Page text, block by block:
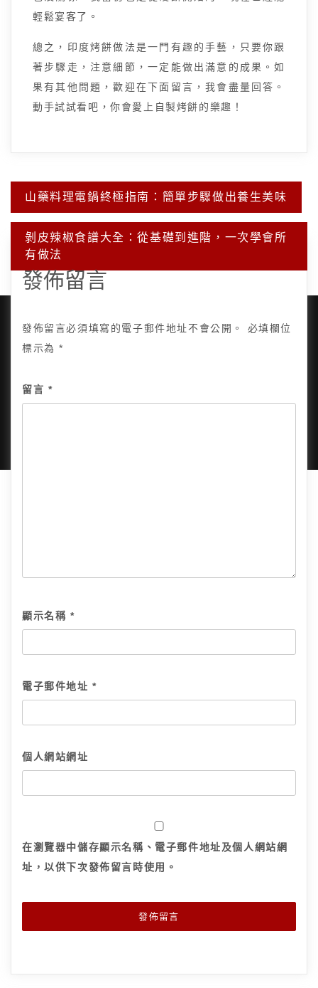
輕鬆宴客了。
總之，印度烤餅做法是一門有趣的手藝，只要你跟
著步驟走，注意細節，一定能做出滿意的成果。如
果有其他問題，歡迎在下面留言，我會盡量回答。
動手試試看吧，你會愛上自製烤餅的樂趣！
文
章
導
覽
山藥料理電鍋終極指南：簡單步驟做出養生美味
剝皮辣椒食譜大全：從基礎到進階，一次學會所
有做法
發佈留言
發佈留言必須填寫的電子郵件地址不會公開。
必填欄位
標示為*
留言 *
顯示名稱 *
電子郵件地址*
個人網站網址
在瀏覽器中儲存顯示名稱、電子郵件地址及個人網站網
址，以供下次發佈留言時使用。
隱私政策 網站地圖 全部文章